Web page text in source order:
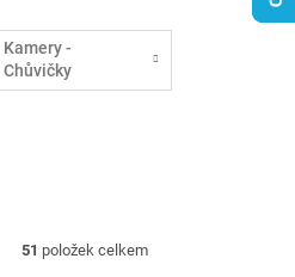
Kamery -
Chůvičky
51 položek celkem